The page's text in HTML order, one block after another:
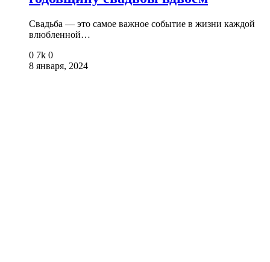
Свадьба — это самое важное событие в жизни каждой
влюбленной…
0 7k 0
8 января, 2024